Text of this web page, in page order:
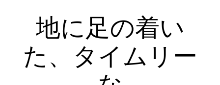
地に足の着い
た、タイムリー